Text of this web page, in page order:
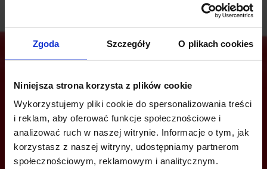
Zgoda Szczegóły O plikach cookies
Niniejsza strona korzysta z plików cookie
Wykorzystujemy pliki cookie do spersonalizowania treści
i reklam, aby oferować funkcje społecznościowe i
analizować ruch w naszej witrynie. Informacje o tym, jak
korzystasz z naszej witryny, udostępniamy partnerom
społecznościowym, reklamowym i analitycznym.
Are you interested in this offer?
CALL US AND FIND OUT MORE